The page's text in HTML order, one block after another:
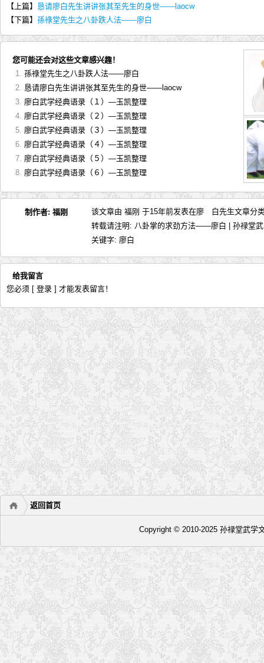
【上篇】 恳请廖白先生讲讲张其至先生的身世——laocw
【下篇】 孫祿堂先生之八卦跌人法——廖白
您可能还会对这些文章感兴趣！
孫祿堂先生之八卦跌人法——廖白
恳请廖白先生讲讲张其至先生的身世——laocw
廖白武学经典语录（１）—玉凯整理
廖白武学经典语录（２）—玉凯整理
廖白武学经典语录（３）—玉凯整理
廖白武学经典语录（４）—玉凯整理
廖白武学经典语录（５）—玉凯整理
廖白武学经典语录（６）—玉凯整理
制作者: 福刚 该文章由 福刚 于15年前发表在廖 白先生文章分
转载请注明: 八卦掌的求劲方法——廖白 | 孙禄堂
关键字: 廖白
给我留言
您必须 [ 登录 ] 才能发表留言！
返回首页
Copyright © 2010-2025 孙禄堂武